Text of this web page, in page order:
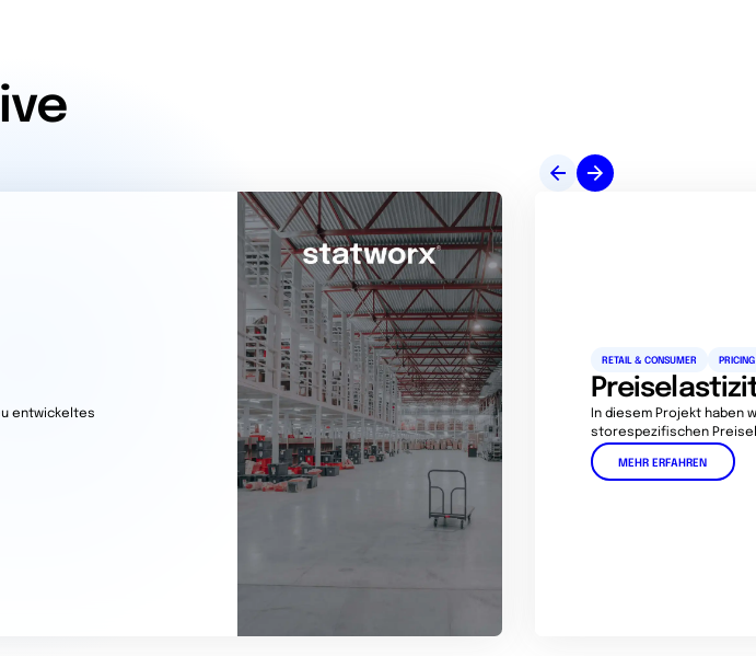
entwickeltes
RETAIL & CONSUMER
In diesem Projekt haben
storespezifischen
MEHR ERFAHREN